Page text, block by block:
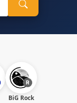
BiG Rock